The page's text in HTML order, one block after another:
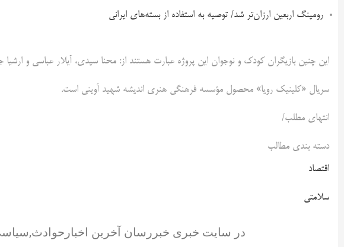
رومینگ اربعین ارزان‌تر شد/ توصیه به استفاده از بسته‌های ایرانی
این چنین بازیگران کودک و نوجوان این پروژه عبارت هستند از: محنا سیدی، آیلار عباسی و ارشیا
سریال «کلینیک رویا» محصول مؤسسه فرهنگی هنری اندیشه شهید آوینی است.
انتهای مطلب/
دسته بندی مطالب
اقتصاد
سلامتی
در سایت خبری خبررسان آخرین